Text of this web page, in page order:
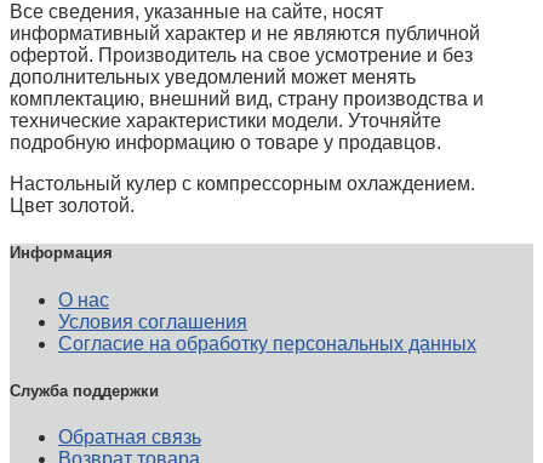
Все сведения, указанные на сайте, носят
информативный характер и не являются публичной
офертой. Производитель на свое усмотрение и без
дополнительных уведомлений может менять
комплектацию, внешний вид, страну производства и
технические характеристики модели. Уточняйте
подробную информацию о товаре у продавцов.
Настольный кулер с компрессорным охлаждением.
Цвет золотой.
Информация
О нас
Условия соглашения
Согласие на обработку персональных данных
Служба поддержки
Обратная связь
Возврат товара